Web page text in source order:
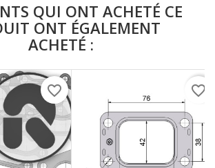
QUI ONT ACHETÉ CE
ONT ÉGALEMENT
ACHETÉ :
favorite_border favorite_border